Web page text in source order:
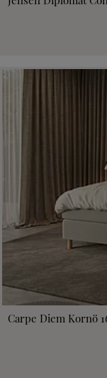
Carpe Diem Kornö